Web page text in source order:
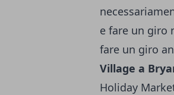
e fare un giro
fare un giro
Village a
Holiday